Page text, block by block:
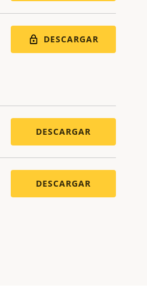
DESCARGAR
DESCARGAR
DESCARGAR